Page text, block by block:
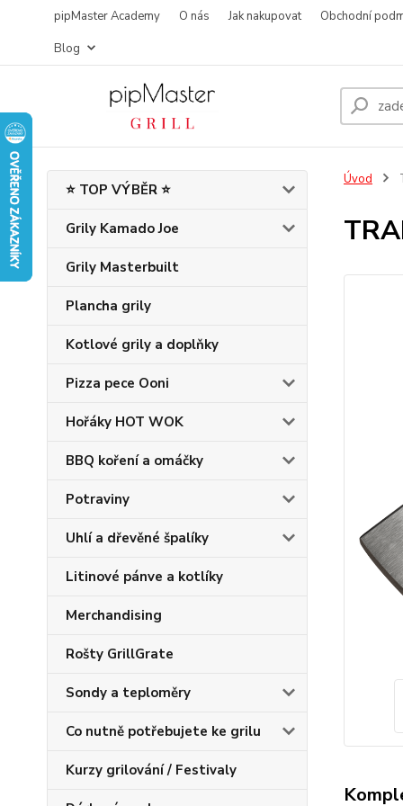
pipMaster Academy O nás Jak nakupovat
Obchodní
Blog
⭐ TOP VÝBĚR ⭐
Grily Kamado Joe
Grily Masterbuilt
Plancha grily
Kotlové grily a doplňky
Pizza pece Ooni
Hořáky HOT WOK
BBQ koření a omáčky
Potraviny
Uhlí a dřevěné špalíky
Litinové pánve a kotlíky
Merchandising
Rošty GrillGrate
Sondy a teploměry
Co nutně potřebujete ke grilu
Kurzy grilování / Festivaly
Úvod